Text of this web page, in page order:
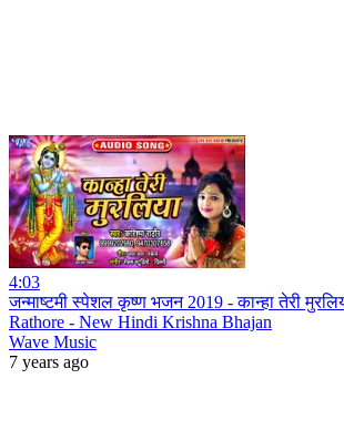
4:03
जन्माष्टमी स्पेशल कृष्ण भजन 2019 - कान्हा तेरी
Rathore - New Hindi Krishna Bhajan
Wave Music
7 years ago